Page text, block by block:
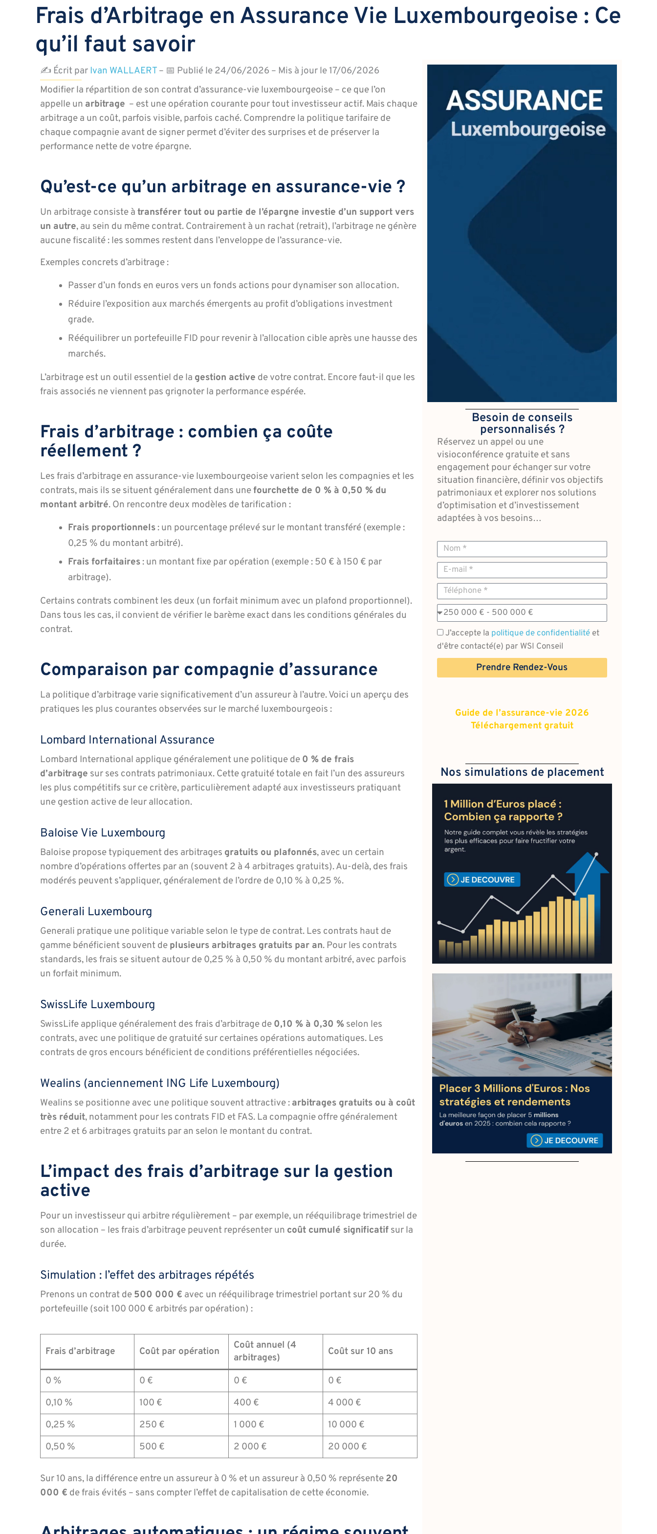
Frais d’Arbitrage en Assurance Vie Luxembourgeoise : Ce
qu’il faut savoir
✍️ Écrit par Ivan WALLAERT – 📅 Publié le 24/06/2026 – Mis à jour le 17/06/2026
Modifier la répartition de son contrat d’assurance-vie luxembourgeoise – ce que l’on
appelle un arbitrage – est une opération courante pour tout investisseur actif. Mais chaque
arbitrage a un coût, parfois visible, parfois caché. Comprendre la politique tarifaire de
chaque compagnie avant de signer permet d’éviter des surprises et de préserver la
performance nette de votre épargne.
Qu’est-ce qu’un arbitrage en assurance-vie ?
Un arbitrage consiste à transférer tout ou partie de l’épargne investie d’un support vers
un autre, au sein du même contrat. Contrairement à un rachat (retrait), l’arbitrage ne génère
aucune fiscalité : les sommes restent dans l’enveloppe de l’assurance-vie.
Exemples concrets d’arbitrage :
Passer d’un fonds en euros vers un fonds actions pour dynamiser son allocation.
Réduire l’exposition aux marchés émergents au profit d’obligations investment
grade.
Rééquilibrer un portefeuille FID pour revenir à l’allocation cible après une hausse des
marchés.
L’arbitrage est un outil essentiel de la gestion active de votre contrat. Encore faut-il que les
frais associés ne viennent pas grignoter la performance espérée.
Frais d’arbitrage : combien ça coûte
réellement ?
Les frais d’arbitrage en assurance-vie luxembourgeoise varient selon les compagnies et les
contrats, mais ils se situent généralement dans unefourchette de 0 % à 0,50 % du
montant arbitré. On rencontre deux modèles de tarification :
Frais proportionnels : un pourcentage prélevé sur le montant transféré (exemple :
0,25 % du montant arbitré).
Frais forfaitaires : un montant fixe par opération (exemple : 50 € à 150 € par
arbitrage).
Certains contrats combinent les deux (un forfait minimum avec un plafond proportionnel).
Dans tous les cas, il convient de vérifier le barème exact dans les conditions générales du
contrat.
Comparaison par compagnie d’assurance
La politique d’arbitrage varie significativement d’un assureur à l’autre. Voici un aperçu des
pratiques les plus courantes observées sur le marché luxembourgeois :
Lombard International Assurance
Lombard International applique généralement une politique de 0 % de frais
d’arbitrage sur ses contrats patrimoniaux. Cette gratuité totale en fait l’un des assureurs
les plus compétitifs sur ce critère, particulièrement adapté aux investisseurs pratiquant
une gestion active de leur allocation.
Baloise Vie Luxembourg
Baloise propose typiquement des arbitrages gratuits ou plafonnés, avec un certain
nombre d’opérations offertes par an (souvent 2 à 4 arbitrages gratuits). Au-delà, des frais
modérés peuvent s’appliquer, généralement de l’ordre de 0,10 % à 0,25 %.
Generali Luxembourg
Generali pratique une politique variable selon le type de contrat. Les contrats haut de
gamme bénéficient souvent de plusieurs arbitrages gratuits par an. Pour les contrats
standards, les frais se situent autour de 0,25 % à 0,50 % du montant arbitré, avec parfois
un forfait minimum.
SwissLife Luxembourg
SwissLife applique généralement des frais d’arbitrage de 0,10 % à 0,30 % selon les
contrats, avec une politique de gratuité sur certaines opérations automatiques. Les
contrats de gros encours bénéficient de conditions préférentielles négociées.
Wealins (anciennement ING Life Luxembourg)
Wealins se positionne avec une politique souvent attractive : arbitrages gratuits ou à coût
très réduit, notamment pour les contrats FID et FAS. La compagnie offre généralement
entre 2 et 6 arbitrages gratuits par an selon le montant du contrat.
L’impact des frais d’arbitrage sur la gestion
active
Pour un investisseur qui arbitre régulièrement – par exemple, un rééquilibrage trimestriel de
son allocation – les frais d’arbitrage peuvent représenter un coût cumulé significatif sur la
durée.
Simulation : l’effet des arbitrages répétés
Prenons un contrat de 500 000 € avec un rééquilibrage trimestriel portant sur 20 % du
portefeuille (soit 100 000 € arbitrés par opération) :
Frais d’arbitrage Coût par opération
Coût annuel (4
arbitrages)
Coût sur 10 ans
0 % 0 € 0 €
0 €
0,10 %
100 € 400 €
4 000 €
0,25 %
250 € 1 000 €
10 000 €
0,50 %
500 € 2 000 € 20 000 €
Sur 10 ans, la différence entre un assureur à 0 % et un assureur à 0,50 % représente 20
000 € de frais évités – sans compter l’effet de capitalisation de cette économie.
Besoin de conseils
personnalisés ?
Réservez un appel ou une
visioconférence gratuite et sans
engagement pour échanger sur votre
situation financière, définir vos objectifs
patrimoniaux et explorer nos solutions
d’optimisation et d’investissement
adaptées à vos besoins…
Nom
mail
Téléphone
Montant
J’accepte la politique de confidentialité et
d'être contacté(e) par WSI Conseil
Prendre Rendez-Vous
Guide de l’assurance-vie 2026
Téléchargement gratuit
Nos simulations de placement